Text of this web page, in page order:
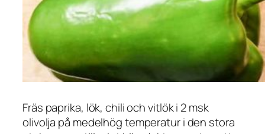
Fräs paprika, lök, chili och vitlök i 2 msk
olivolja på medelhög temperatur i den stora